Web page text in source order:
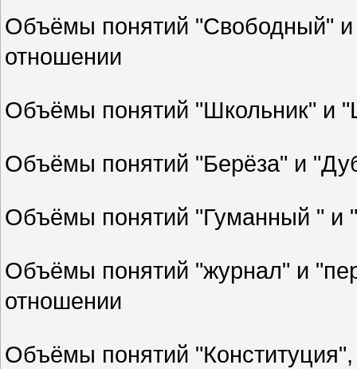
Объёмы понятий "Свободный"
отношении
Объёмы понятий "Школьник" и
Объёмы понятий "Берёза" и
Объёмы понятий "Гуманный " и
Объёмы понятий "журнал" и
отношении
Объёмы понятий